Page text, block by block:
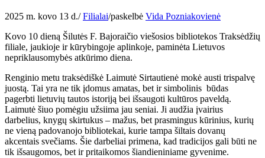
2025 m. kovo 13 d./ Filialai/paskelbė Vida Pozniakovienė
Kovo 10 dieną Šilutės F. Bajoraičio viešosios bibliotekos Traksėdžių
filiale, jaukioje ir kūrybingoje aplinkoje, paminėta Lietuvos
nepriklausomybės atkūrimo diena.
Renginio metu traksėdiškė Laimutė Sirtautienė mokė austi trispalvę
juostą. Tai yra ne tik įdomus amatas, bet ir simbolinis būdas
pagerbti lietuvių tautos istoriją bei išsaugoti kultūros paveldą.
Laimutė šiuo pomėgiu užsiima jau seniai. Ji audžia įvairius
darbelius, knygų skirtukus – mažus, bet prasmingus kūrinius, kurių
ne vieną padovanojo bibliotekai, kurie tampa šiltais dovanų
akcentais svečiams. Šie darbeliai primena, kad tradicijos gali būti ne
tik išsaugomos, bet ir pritaikomos šiandieniniame gyvenime.